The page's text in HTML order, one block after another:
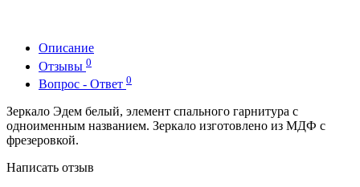
Описание
Отзывы 0
Вопрос - Ответ 0
Зеркало Эдем белый, элемент спального гарнитура с
одноименным названием. Зеркало изготовлено из МДФ с
фрезеровкой.
Написать отзыв